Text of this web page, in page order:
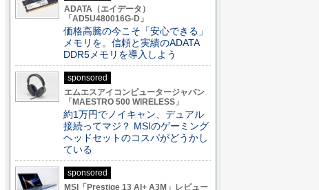
ADATA（エイデータ）
「AD5U480016G-D」
価格高騰の今こそ「安心できる」
メモリを。信頼と実績のADATA
DDR5メモリを導入しよう
sponsored
エムエスアイコンピュータージャパン
「MAESTRO 500 WIRELESS」
約1万円でノイキャン、デュアル
接続ってマジ？ MSIのゲーミング
ヘッドセットのコスパがどうかし
ている
sponsored
MSI「Prestige 13 AI+ A3M」レビュー